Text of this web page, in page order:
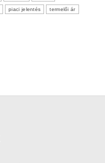
piaci jelentés termelői ár